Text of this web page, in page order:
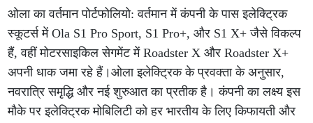
ओला का वर्तमान पोर्टफोलियो: वर्तमान में कंपनी के पास इलेक्ट्रिक
स्कूटर्स में Ola S1 Pro Sport, S1 Pro+, और S1 X+ जैसे विकल्प
हैं, वहीं मोटरसाइकिल सेगमेंट में Roadster X और Roadster X+
अपनी धाक जमा रहे हैं।ओला इलेक्ट्रिक के प्रवक्ता के अनुसार,
नवरात्रि समृद्धि और नई शुरुआत का प्रतीक है। कंपनी का लक्ष्य इस
मौके पर इलेक्ट्रिक मोबिलिटी को हर भारतीय के लिए किफायती और